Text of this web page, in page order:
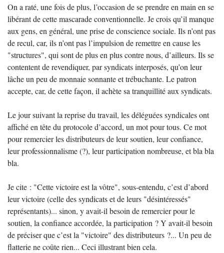
On a raté, une fois de plus, l’occasion de se prendre en main en se
libérant de cette mascarade conventionnelle. Je crois qu’il manque
aux gens, en général, une prise de conscience sociale. Ils n’ont pas
de recul, car, ils n’ont pas l’impulsion de remettre en cause les
"structures", qui sont de plus en plus contre nous, d’ailleurs. Ils se
contentent de revendiquer, par syndicats interposés, qu’on leur
lâche un peu de monnaie sonnante et trébuchante. Le patron
accepte, car, de cette façon, il achète sa tranquillité aux syndicats.
Le jour suivant la reprise du travail, les déléguées syndicales ont
affiché en tête du protocole d’accord, un mot pour tous. Ce mot
pour remercier les distributeurs de leur soutien, leur confiance,
leur professionnalisme (?), leur participation nombreuse, et bla bla
bla.
Je cite : "Cette victoire est la vôtre", sous-entendu, c’est d’abord
leur victoire (celle des syndicats et de leurs "désintéressés"
représentants)... sinon, y avait-il besoin de remercier pour le
soutien, la confiance accordée, la participation ? Y avait-il besoin
de préciser que c’est la "victoire" des distributeurs ?... Un peu de
flatterie ne coûte rien... Ceci illustrant bien cela.